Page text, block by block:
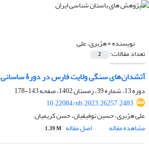
نویسنده =هژبری، علی
تعداد مقالات: 2
آتشدان‌های سنگی ولایت فارس در دورۀ ساسانی
دوره 13، شماره 39، زمستان 1402، صفحه
143-178
10.22084/nb.2023.26257.2483
علی هژبری، حسین توفیقیان، حسن کریمیان
مشاهده مقاله
اصل مقاله 1.39 M